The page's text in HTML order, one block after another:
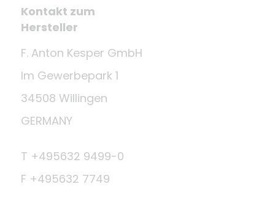
Kontakt zum
Hersteller
F. Anton Kesper GmbH
Im Gewerbepark 1
34508 Willingen
GERMANY
T +495632 9499-0
F +495632 7749